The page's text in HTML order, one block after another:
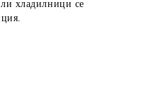
хладилници се